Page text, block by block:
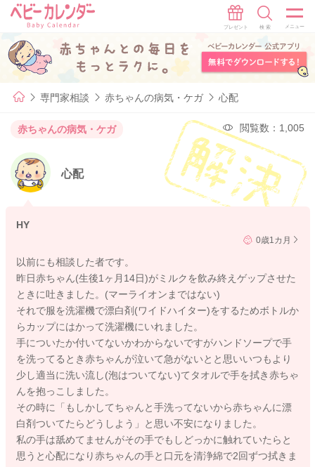
専門家相談 赤ちゃんの病気・ケガ 心配
赤ちゃんの病気・ケガ 閲覧数：1,005
心配
HY
0歳1カ月
以前にも相談した者です。
昨日赤ちゃん(生後1ヶ月14日)がミルクを飲み終えゲップさせた
ときに吐きました。(マーライオンまではない)
それで服を洗濯機で漂白剤(ワイドハイター)をするためボトルか
らカップにはかって洗濯機にいれました。
手についたか付いてないかわからないですがハンドソープで手
を洗ってるとき赤ちゃんが泣いて急がないとと思いいつもより
少し適当に洗い流し(泡はついてない)てタオルで手を拭き赤ちゃ
んを抱っこしました。
その時に「もしかしてちゃんと手洗ってないから赤ちゃんに漂
白剤ついてたらどうしよう」と思い不安になりました。
私の手は舐めてませんがその手でもしどっかに触れていたらと
思うと心配になり赤ちゃんの手と口元を清浄綿で2回ずつ拭きま